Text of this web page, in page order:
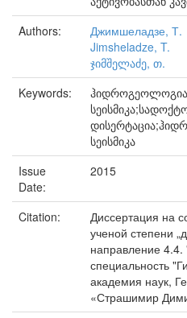
Authors:
Джимшеладзе, Т.
Jimsheladze, T.
ჯიმშელაძე, თ.
Keywords:
სეისმიკა
Issue
Date:
2015
Citation:
Диссертация на
ученой степени
направление
специальность
академия наук,
«Страшимир